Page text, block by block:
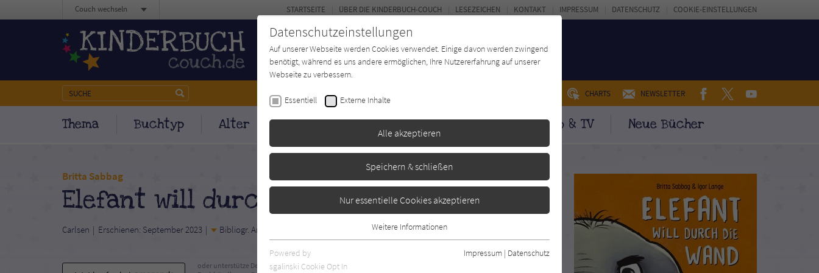
CHARTS NEWSLETTER FACEBOOKTWITTERYOUTUBE
Thema Buchtyp Alter Autor*in Verlage Magazin Kino & TV Neue Bücher
STARTSEITE ÜBER DIE KINDERBUCH-COUCH LESEZEICHEN KONTAKT IMPRESSUM DATENSCHUTZ COOKIE-EINSTELLUNGEN
Couch wechseln
Britta Sabbag
Elefant will durch die Wand
Carlsen Erschienen: September 2023 Bibliogr. Angaben
oder unterstütze Deinen
Datenschutzeinstellungen
Auf unserer Webseite werden Cookies verwendet. Einige davon werden zwingend
benötigt, während es uns andere ermöglichen, Ihre Nutzererfahrung auf unserer
Webseite zu verbessern.
Essentiell Externe Inhalte
Alle akzeptieren
Speichern & schließen
Nur essentielle Cookies akzeptieren
Essentielle Cookies werden für grundlegende Funktionen der Webseite
benötigt. Dadurch ist gewährleistet, dass die Webseite einwandfrei
Weitere Informationen
Powered by
sgalinski Cookie Opt In
Impressum | Datenschutz